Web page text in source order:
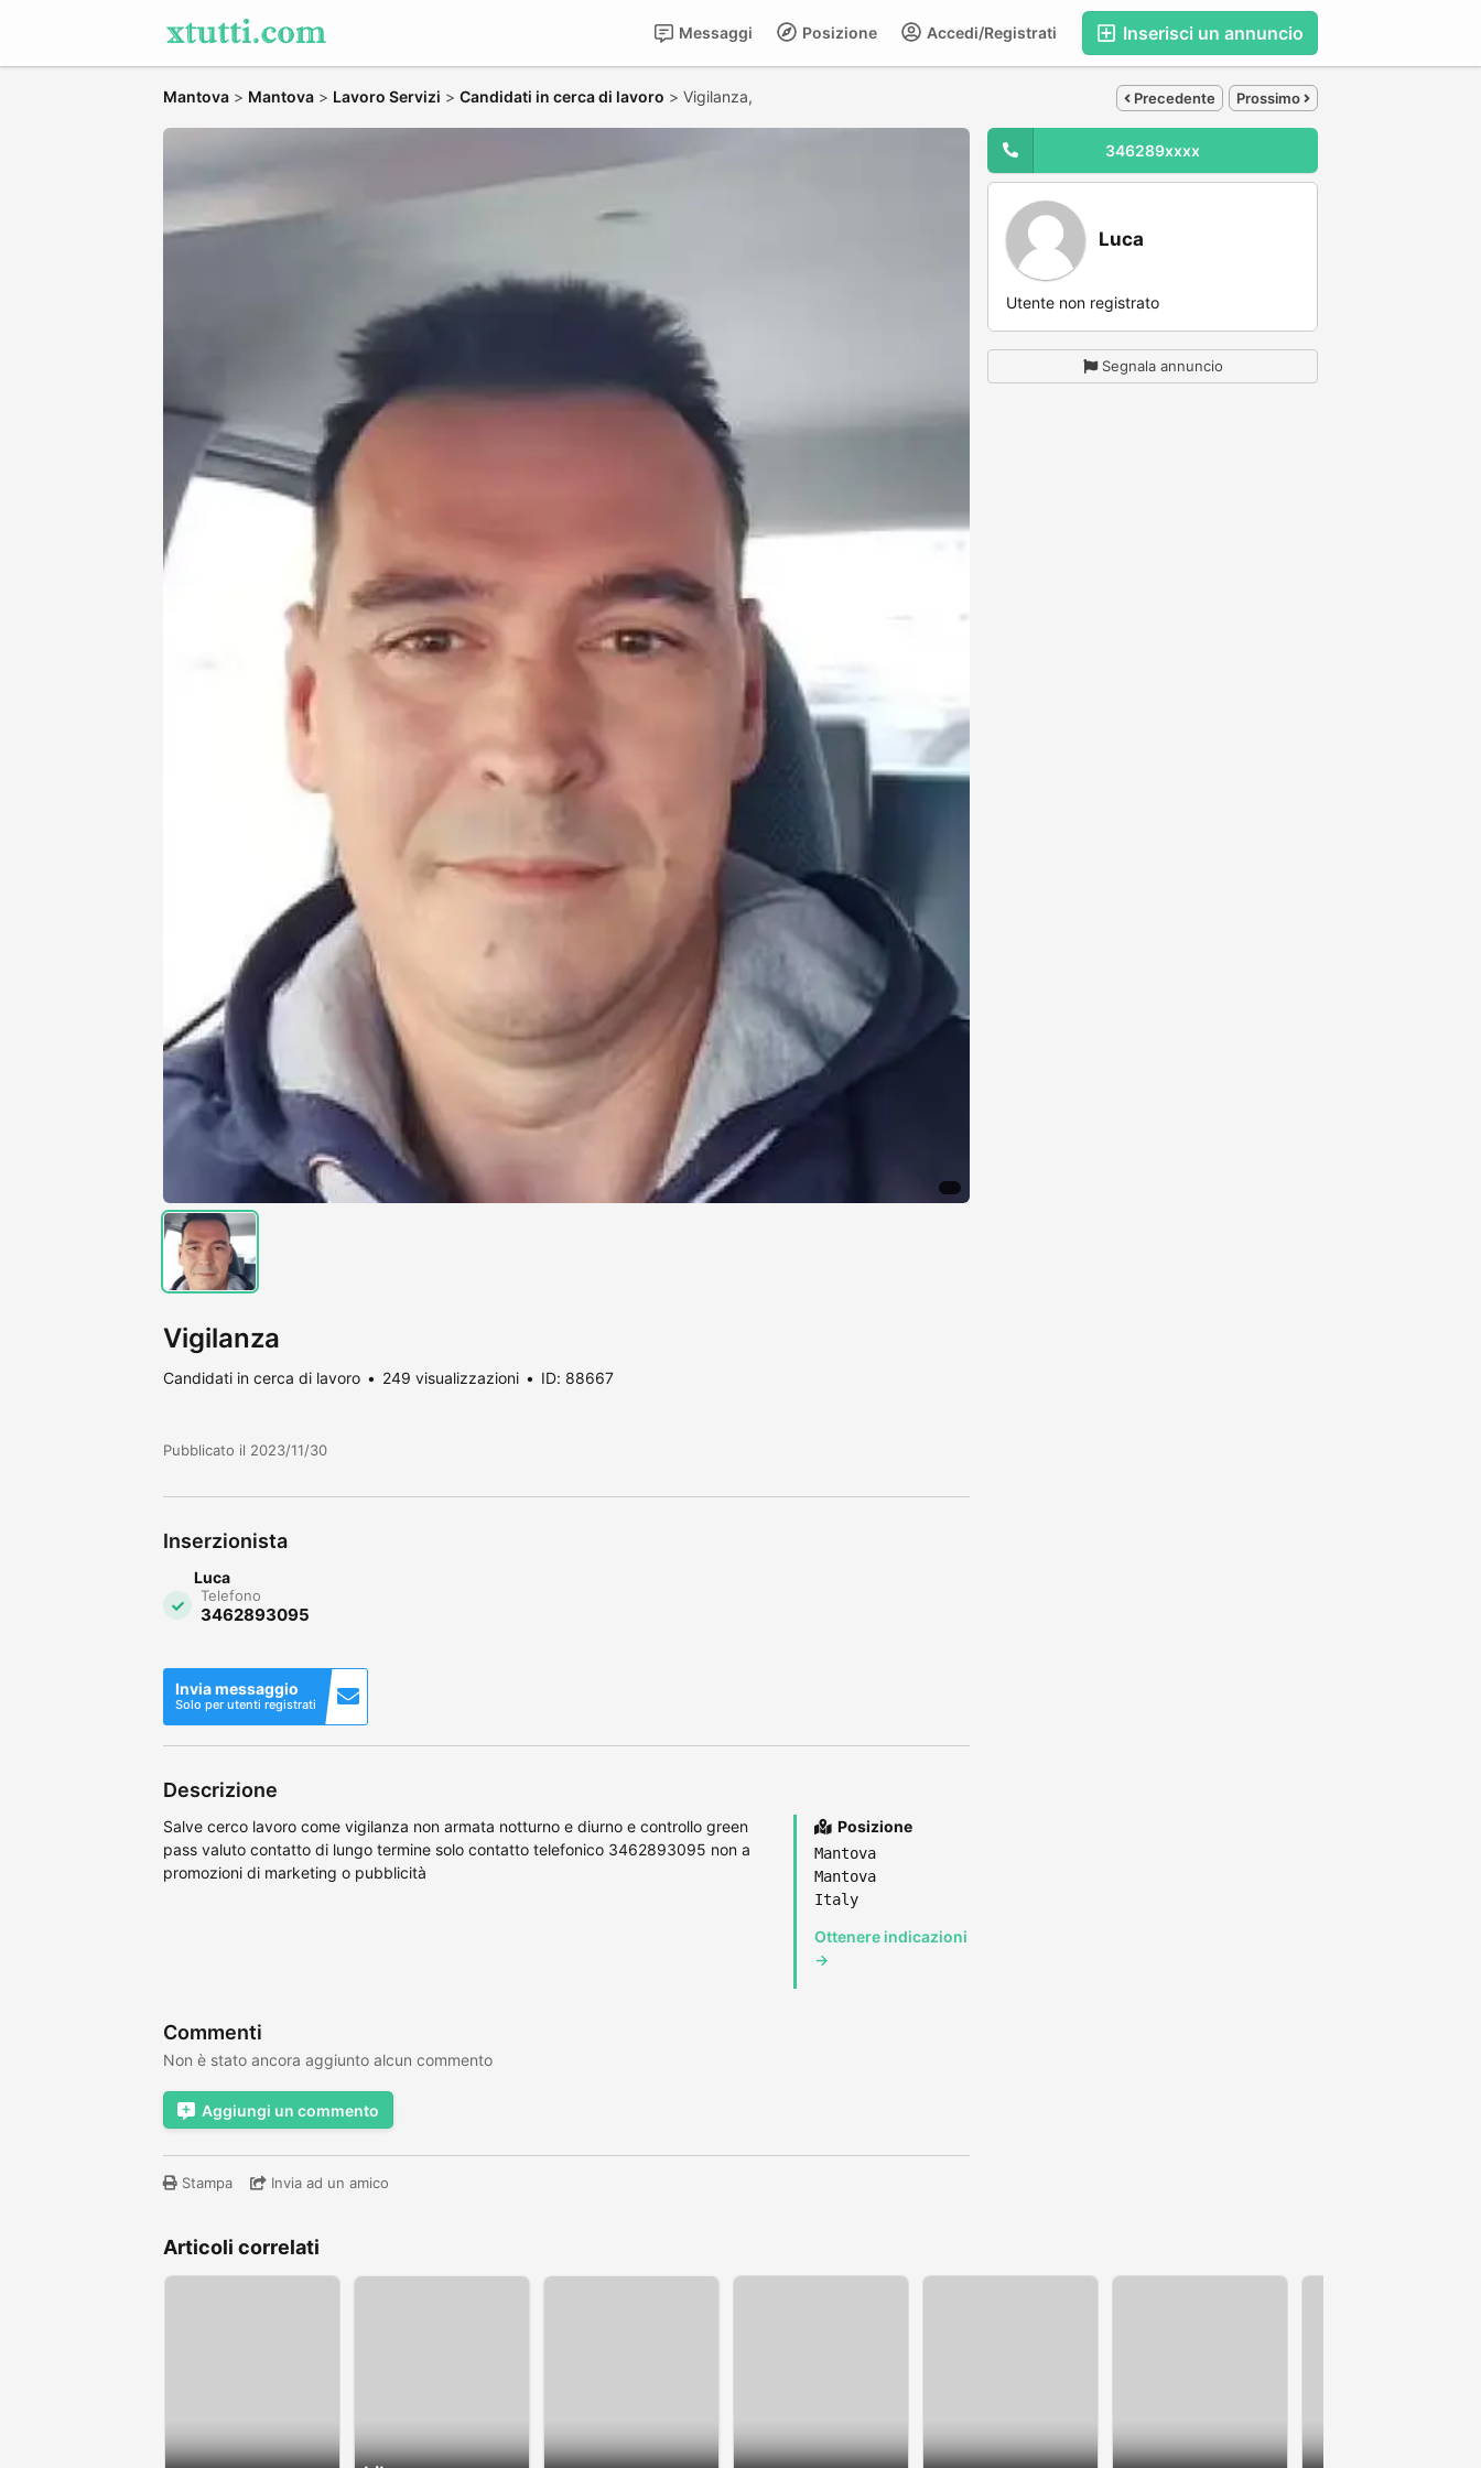
Inserisci un annuncio
Accedi/Registrati
Posizione
Messaggi
Mantova > Mantova > Lavoro Servizi > Candidati in cerca di lavoro > Vigilanza, Precedente Prossimo
Vigilanza
Candidati in cerca di lavoro 249 visualizzazioni ID: 88667
Pubblicato il 2023/11/30
Inserzionista
Luca
Telefono
3462893095
Invia messaggio
Solo per utenti registrati
Descrizione
Salve cerco lavoro come vigilanza non armata notturno e diurno e controllo green
pass valuto contatto di lungo termine solo contatto telefonico 3462893095 non a
promozioni di marketing o pubblicità
Posizione
Mantova
Mantova
Italy
Ottenere indicazioni
→
Commenti
Non è stato ancora aggiunto alcun commento
Aggiungi un commento
Stampa Invia ad un amico
346289xxxx
Luca
Utente non registrato
Segnala annuncio
Articoli correlati